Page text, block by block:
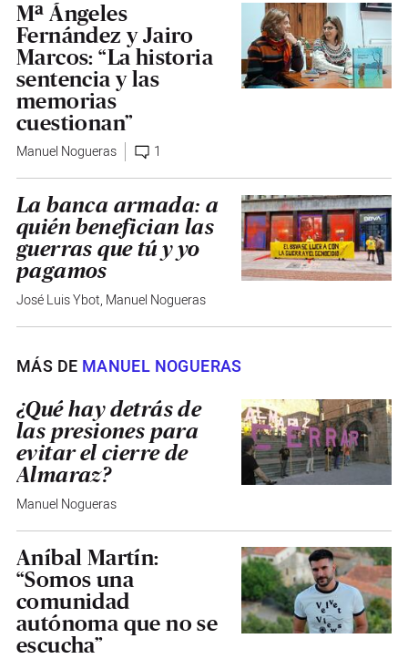
Mª Ángeles
Fernández y Jairo
Marcos: “La historia
sentencia y las
memorias
cuestionan”
Manuel Nogueras 1
La banca armada: a
quién benefician las
guerras que tú y yo
pagamos
José Luis Ybot, Manuel Nogueras
MÁS DE MANUEL NOGUERAS
¿Qué hay detrás de
las presiones para
evitar el cierre de
Almaraz?
Manuel Nogueras
Aníbal Martín:
“Somos una
comunidad
autónoma que no se
escucha”